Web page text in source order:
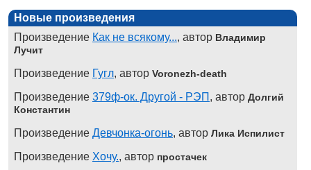
Новые произведения
Произведение Как не всякому..., автор Владимир
Лучит
Произведение Гугл, автор Voronezh-death
Произведение 379ф-ок. Другой - РЭП , автор Долгий
Константин
Произведение Девчонка-огонь, автор Лика Испилист
Произведение Хочу., автор простачек